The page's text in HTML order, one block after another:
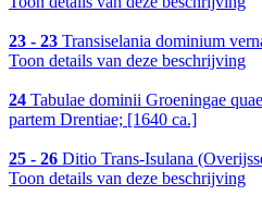
23 - 23 Transiselania dominium
Toon details van deze beschrijving
24 Tabulae dominii Groeningae
partem Drentiae; [1640 ca.]
25 - 26 Ditio Trans-Isulana
Toon details van deze beschrijving